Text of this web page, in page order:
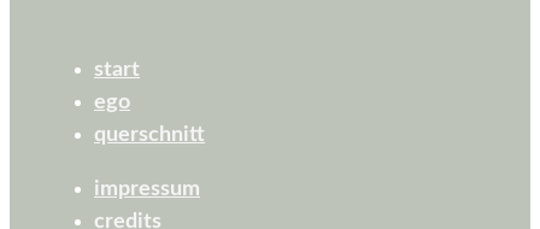
start
ego
querschnitt
impressum
credits